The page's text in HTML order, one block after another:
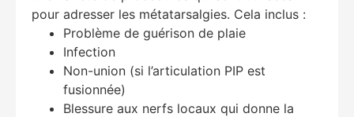
pour adresser les métatarsalgies. Cela inclus :
Problème de guérison de plaie
Infection
Non-union (si l’articulation PIP est
fusionnée)
Blessure aux nerfs locaux qui donne la